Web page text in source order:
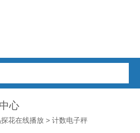
心
花在线播放 > 计数电子秤